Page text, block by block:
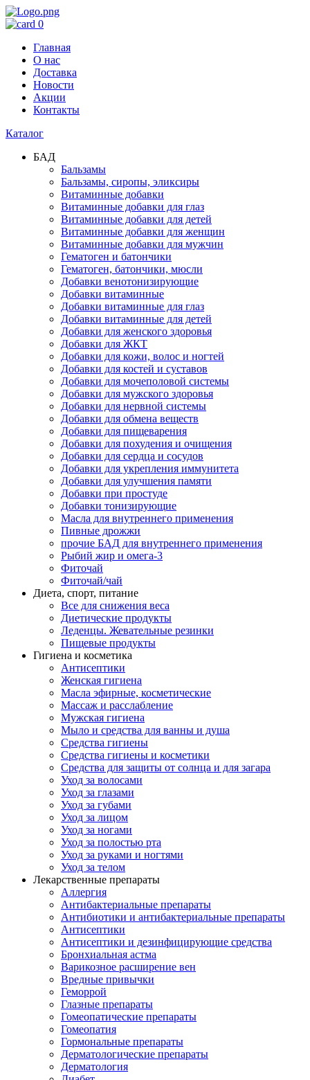
0
Главная
О нас
Доставка
Новости
Акции
Контакты
Каталог
БАД
Бальзамы
Бальзамы, сиропы, эликсиры
Витаминные добавки
Витаминные добавки для глаз
Витаминные добавки для детей
Витаминные добавки для женщин
Витаминные добавки для мужчин
Гематоген и батончики
Гематоген, батончики, мюсли
Добавки венотонизирующие
Добавки витаминные
Добавки витаминные для глаз
Добавки витаминные для детей
Добавки для женского здоровья
Добавки для ЖКТ
Добавки для кожи, волос и ногтей
Добавки для костей и суставов
Добавки для мочеполовой системы
Добавки для мужского здоровья
Добавки для нервной системы
Добавки для обмена веществ
Добавки для пищеварения
Добавки для похудения и очищения
Добавки для сердца и сосудов
Добавки для укрепления иммунитета
Добавки для улучшения памяти
Добавки при простуде
Добавки тонизирующие
Масла для внутреннего применения
Пивные дрожжи
прочие БАД для внутреннего применения
Рыбий жир и омега-3
Фиточай
Фиточай/чай
Диета, спорт, питание
Все для снижения веса
Диетические продукты
Леденцы. Жевательные резинки
Пищевые продукты
Гигиена и косметика
Антисептики
Женская гигиена
Масла эфирные, косметические
Массаж и расслабление
Мужская гигиена
Мыло и средства для ванны и душа
Средства гигиены
Средства гигиены и косметики
Средства для защиты от солнца и для загара
Уход за волосами
Уход за глазами
Уход за губами
Уход за лицом
Уход за ногами
Уход за полостью рта
Уход за руками и ногтями
Уход за телом
Лекарственные препараты
Аллергия
Антибактериальные препараты
Антибиотики и антибактериальные препараты
Антисептики
Антисептики и дезинфицирующие средства
Бронхиальная астма
Варикозное расширение вен
Вредные привычки
Геморрой
Глазные препараты
Гомеопатические препараты
Гомеопатия
Гормональные препараты
Дерматологические препараты
Дерматология